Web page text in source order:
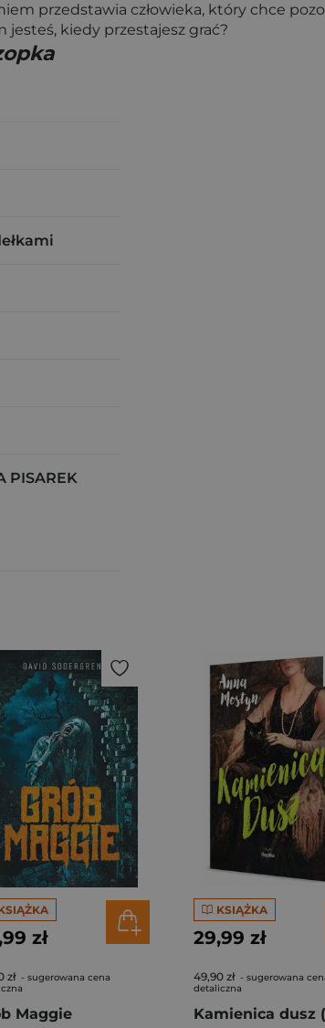
przedstawia człowieka, który chce
kiedy przestajesz grać?
PISAREK
zł
zł - sugerowana cena
Maggie
KSIĄŻKA
29,99 zł
49,90 zł - sugerowana
detaliczna